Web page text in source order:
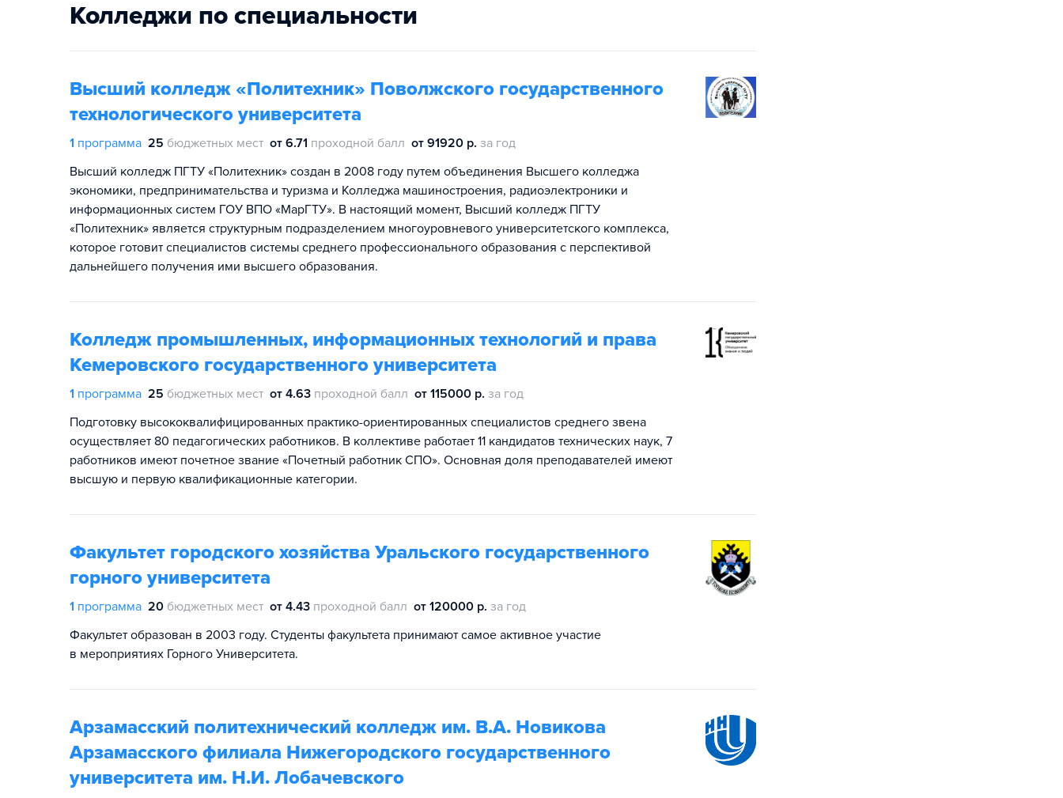
Колледжи по специальности
Высший колледж «Политехник» Поволжского государственного
технологического университета
1 программа 25 бюджетных мест от 6.71 проходной балл от 91920 р. за год
Высший колледж ПГТУ «Политехник» создан в 2008 году путем объединения Высшего колледжа
экономики, предпринимательства и туризма и Колледжа машиностроения, радиоэлектроники и
информационных систем ГОУ ВПО «МарГТУ». В настоящий момент, Высший колледж ПГТУ
«Политехник» является структурным подразделением многоуровневого университетского комплекса,
которое готовит специалистов системы среднего профессионального образования с перспективой
дальнейшего получения ими высшего образования.
Колледж промышленных, информационных технологий и права
Кемеровского государственного университета
1 программа 25 бюджетных мест от 4.63 проходной балл от 115000 р. за год
Подготовку высококвалифицированных практико-ориентированных специалистов среднего звена
осуществляет 80 педагогических работников. В коллективе работает 11 кандидатов технических наук, 7
работников имеют почетное звание «Почетный работник СПО». Основная доля преподавателей имеют
высшую и первую квалификационные категории.
Факультет городского хозяйства Уральского государственного
горного университета
1 программа 20 бюджетных мест от 4.43 проходной балл от 120000 р. за год
Факультет образован в 2003 году. Студенты факультета принимают самое активное участие
в мероприятиях Горного Университета.
Арзамасский политехнический колледж им. В.А. Новикова
Арзамасского филиала Нижегородского государственного
университета им. Н.И. Лобачевского